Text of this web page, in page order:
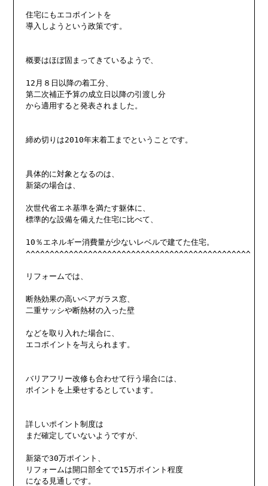
住宅にもエコポイントを
導入しようという政策です。
概要はほぼ固まってきているようで、
12月８日以降の着工分、
第二次補正予算の成立日以降の引渡し分
から適用すると発表されました。
締め切りは2010年末着工までということです。
具体的に対象となるのは、
新築の場合は、
次世代省エネ基準を満たす躯体に、
標準的な設備を備えた住宅に比べて、
10％エネルギー消費量が少ないレベルで建てた住宅。
^^^^^^^^^^^^^^^^^^^^^^^^^^^^^^^^^^^^^^^^^^^^^^^
リフォームでは、
断熱効果の高いペアガラス窓、
二重サッシや断熱材の入った壁
などを取り入れた場合に、
エコポイントを与えられます。
バリアフリー改修も合わせて行う場合には、
ポイントを上乗せするとしています。
詳しいポイント制度は
まだ確定していないようですが、
新築で30万ポイント、
リフォームは開口部全てで15万ポイント程度
になる見通しです。